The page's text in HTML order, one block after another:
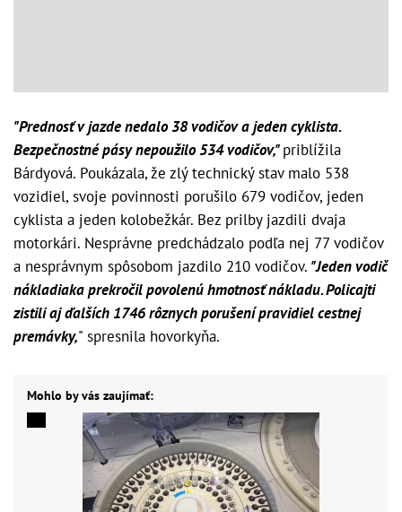
"Prednosť v jazde nedalo 38 vodičov a jeden cyklista.
Bezpečnostné pásy nepoužilo 534 vodičov,"priblížila
Bárdyová. Poukázala, že zlý technický stav malo 538
vozidiel, svoje povinnosti porušilo 679 vodičov, jeden
cyklista a jeden kolobežkár. Bez prilby jazdili dvaja
motorkári. Nesprávne predchádzalo podľa nej 77 vodičov
a nesprávnym spôsobom jazdilo 210 vodičov. "Jeden vodič
nákladiaka prekročil povolenú hmotnosť nákladu. Policajti
zistili aj ďalších 1746 rôznych porušení pravidiel cestnej
premávky," spresnila hovorkyňa.
Mohlo by vás zaujímať: